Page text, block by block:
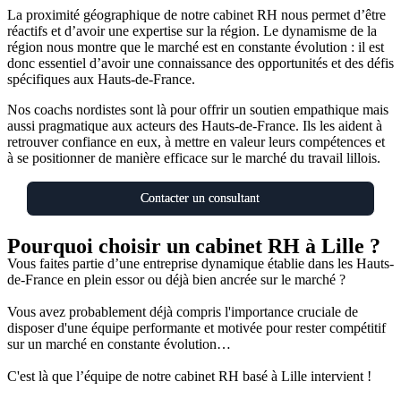
La proximité géographique de notre cabinet RH nous permet d’être
réactifs et d’avoir une expertise sur la région. Le dynamisme de la
région nous montre que le marché est en constante évolution : il est
donc essentiel d’avoir une connaissance des opportunités et des défis
spécifiques aux Hauts-de-France.
Nos coachs nordistes sont là pour offrir un soutien empathique mais
aussi pragmatique aux acteurs des Hauts-de-France. Ils les aident à
retrouver confiance en eux, à mettre en valeur leurs compétences et
à se positionner de manière efficace sur le marché du travail lillois.
Contacter un consultant
Pourquoi choisir un cabinet RH à Lille ?
Vous faites partie d’une entreprise dynamique établie dans les Hauts-
de-France en plein essor ou déjà bien ancrée sur le marché ?
Vous avez probablement déjà compris l'importance cruciale de
disposer d'une équipe performante et motivée pour rester compétitif
sur un marché en constante évolution…
C'est là que l’équipe de notre cabinet RH basé à Lille intervient !